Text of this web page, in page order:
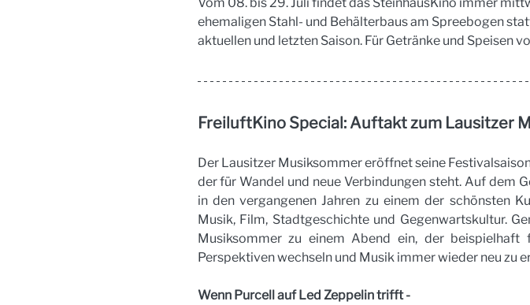
ehemaligen Stahl- und Behälterbaus am Spreebogen
aktuellen und letzten Saison. Für Getränke und Speisen
FreiluftKino Special: Auftakt zum Lausitzer
Der Lausitzer Musiksommer eröffnet seine
der für Wandel und neue Verbindungen steht. Auf dem
in den vergangenen Jahren zu einem der schönsten
Musik, Film, Stadtgeschichte und Gegenwartskultur.
Musiksommer zu einem Abend ein, der
Perspektiven wechseln und Musik immer wieder neu zu
Wenn Purcell auf Led Zeppelin trifft -